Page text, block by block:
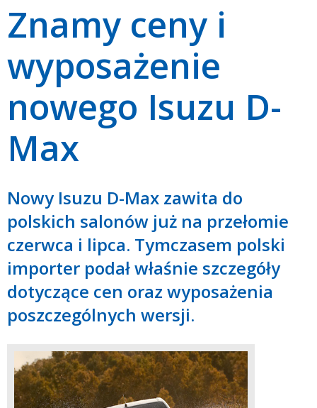
Znamy ceny i
wyposażenie
nowego Isuzu D-
Max
Nowy Isuzu D-Max zawita do
polskich salonów już na przełomie
czerwca i lipca. Tymczasem polski
importer podał właśnie szczegóły
dotyczące cen oraz wyposażenia
poszczególnych wersji.